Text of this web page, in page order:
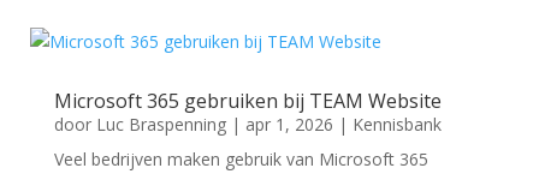
Microsoft 365 gebruiken bij TEAM Website
door Luc Braspenning| apr 1, 2026 | Kennisbank
Veel bedrijven maken gebruik van Microsoft 365